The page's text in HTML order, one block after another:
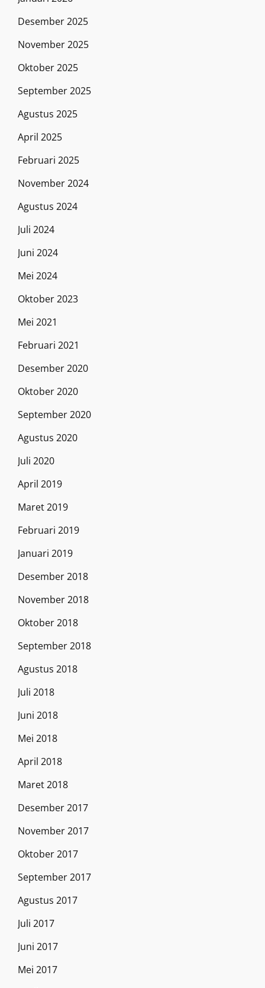
Desember 2025
November 2025
Oktober 2025
September 2025
Agustus 2025
April 2025
Februari 2025
November 2024
Agustus 2024
Juli 2024
Juni 2024
Mei 2024
Oktober 2023
Mei 2021
Februari 2021
Desember 2020
Oktober 2020
September 2020
Agustus 2020
Juli 2020
April 2019
Maret 2019
Februari 2019
Januari 2019
Desember 2018
November 2018
Oktober 2018
September 2018
Agustus 2018
Juli 2018
Juni 2018
Mei 2018
April 2018
Maret 2018
Desember 2017
November 2017
Oktober 2017
September 2017
Agustus 2017
Juli 2017
Juni 2017
Mei 2017